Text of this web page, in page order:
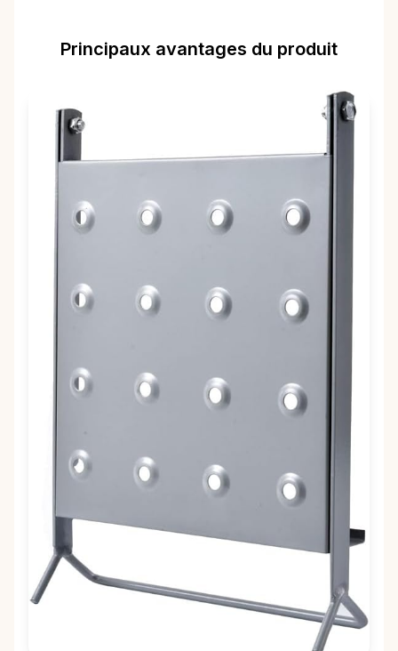
Principaux avantages du produit